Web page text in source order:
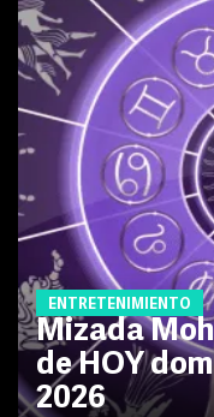
ENTRETENIMIENTO
Mizada
de HOY
2026